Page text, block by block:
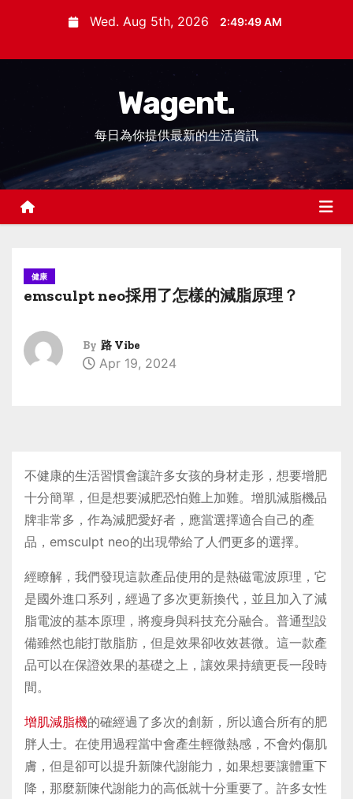
n
Wed. Aug 5th, 2026 2:49:49 AM
Wagent.
每日為你提供最新的生活資訊
健康
emsculpt neo採用了怎樣的減脂原理？
By 路 Vibe
Apr 19, 2024
不健康的生活習慣會讓許多女孩的身材走形，想要增肥
十分簡單，但是想要減肥恐怕難上加難。增肌減脂機品
牌非常多，作為減肥愛好者，應當選擇適合自己的產
品，emsculpt neo的出現帶給了人們更多的選擇。
經瞭解，我們發現這款產品使用的是熱磁電波原理，它
是國外進口系列，經過了多次更新換代，並且加入了減
脂電波的基本原理，將瘦身與科技充分融合。普通型設
備雖然也能打散脂肪，但是效果卻收效甚微。這一款產
品可以在保證效果的基礎之上，讓效果持續更長一段時
間。
增肌減脂機的確經過了多次的創新，所以適合所有的肥
胖人士。在使用過程當中會產生輕微熱感，不會灼傷肌
膚，但是卻可以提升新陳代謝能力，如果想要讓體重下
降，那麼新陳代謝能力的高低就十分重要了。許多女性